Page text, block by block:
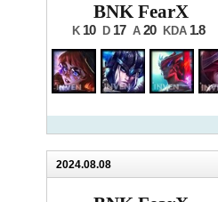
BNK FearX
K 10 D 17 A 20 KDA 1.8
2024.08.08